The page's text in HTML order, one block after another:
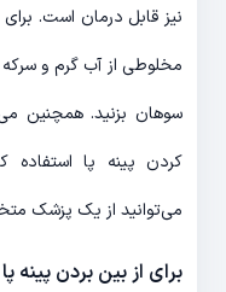
نیز قابل درمان است. برای
سوهان بزنید. همچنین
کردن پینه پا استفاده
می‌توانید از یک پزشک
برای از بین بردن پینه